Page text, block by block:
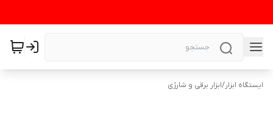
ایستگاه ابزار/ابزار برقی و شارژی